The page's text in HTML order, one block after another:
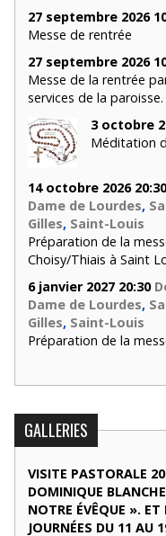
27 septembre 2026
Messe de rentrée
27 septembre 2026
Messe de la rentrée
services de la paroisse.
3 octobre
Méditation
14 octobre 2026 20:30
Dame de Lourdes,
Gilles, Saint-Louis
Préparation de la
Choisy/Thiais à Saint
6 janvier 2027 20:30
Dame de Lourdes,
Gilles, Saint-Louis
Préparation de la
GALLERIES
VISITE PASTORALE
DOMINIQUE
NOTRE ÉVÊQUE ». ET
JOURNÉES DU 11 AU